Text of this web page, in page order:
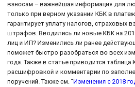
взносам – важнейшая информация для
только при верном указании КБК в
гарантирует уплату налогов, страховых
штрафов. Вводились ли новые КБК на
лиц и ИП? Изменились ли ранее
поможет быстро разобраться во всех
года. Также в статье приводится таблица
расшифровкой и комментарии по
поручений. Также см. “Изменения с 2018